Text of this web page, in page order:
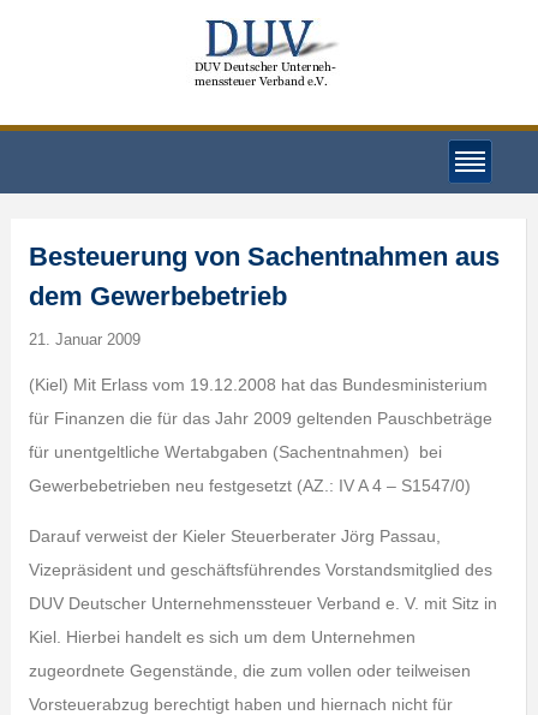
Besteuerung von Sachentnahmen aus
dem Gewerbebetrieb
21. Januar 2009
(Kiel) Mit Erlass vom 19.12.2008 hat das Bundesministerium
für Finanzen die für das Jahr 2009 geltenden Pauschbeträge
für unentgeltliche Wertabgaben (Sachentnahmen) bei
Gewerbebetrieben neu festgesetzt (AZ.: IV A 4 – S1547/0)
Darauf verweist der Kieler Steuerberater Jörg Passau,
Vizepräsident und geschäftsführendes Vorstandsmitglied des
DUV Deutscher Unternehmenssteuer Verband e. V. mit Sitz in
Kiel. Hierbei handelt es sich um dem Unternehmen
zugeordnete Gegenstände, die zum vollen oder teilweisen
Vorsteuerabzug berechtigt haben und hiernach nicht für